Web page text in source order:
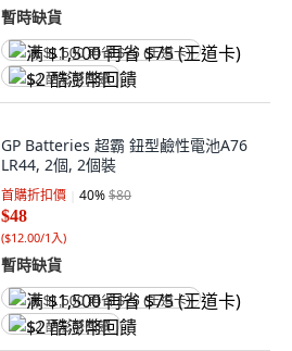
暫時缺貨
满 $1,500 再省 $75 (王道卡)
$2 酷澎幣回饋
GP Batteries 超霸 鈕型鹼性電池A76
LR44, 2個, 2個裝
首購折扣價 40%$80
$48
($12.00/1入)
暫時缺貨
满 $1,500 再省 $75 (王道卡)
$2 酷澎幣回饋